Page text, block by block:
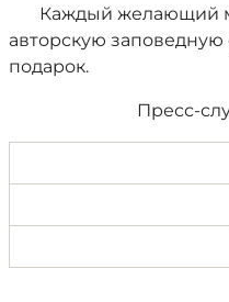
Каждый желающий
авторскую заповедную
подарок.
Пресс-